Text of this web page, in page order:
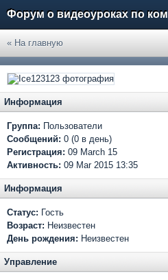
Форум о видеоуроках по
« На главную
Информация
Группа: Пользователи
Сообщений: 0 (0 в день)
Регистрация: 09 March 15
Активность: 09 Mar 2015 13:35
Информация
Статус: Гость
Возраст: Неизвестен
День рождения: Неизвестен
Управление